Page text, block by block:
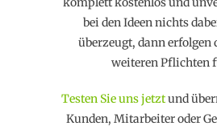
bei den Ideen nichts
überzeugt, dann erfolgen
weiteren Pflichten
Testen Sie uns jetztund
Kunden, Mitarbeiter oder